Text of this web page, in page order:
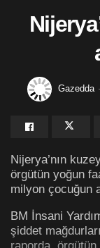
Gazedda
Nijerya’nın
örgütün yoğun
milyon çocuğun
BM İnsani
şiddet